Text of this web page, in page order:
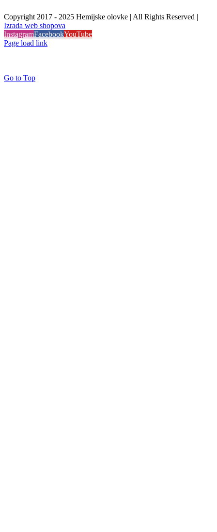
Copyright 2017 - 2025 Hemijske olovke | All Rights Reserved |
Izrada web shopova
InstagramFacebookYouTube
Page load link
Go to Top